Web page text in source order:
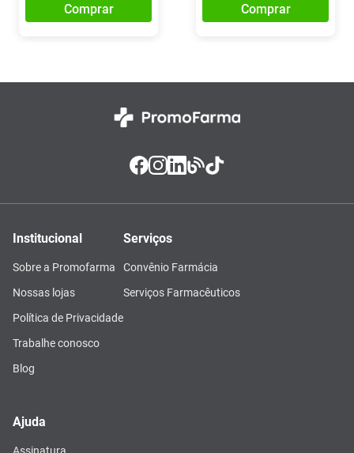
Comprar Comprar
Institucional
Sobre a Promofarma
Nossas lojas
Política de Privacidade
Trabalhe conosco
Blog
Serviços
Convênio Farmácia
Serviços Farmacêuticos
Ajuda
Assinatura